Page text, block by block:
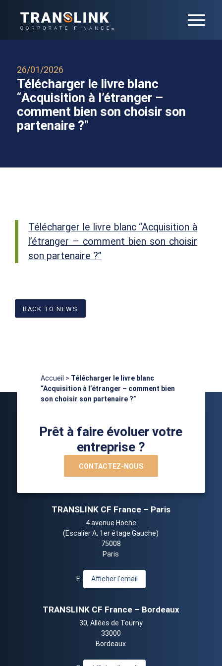
26/01/2026
Télécharger le livre blanc
“Acquisition à l’étranger –
comment bien son choisir son
partenaire ?”
Télécharger le livre blanc “Acquisition à
l’étranger – comment bien son choisir
son partenaire ?”
BACK TO NEWS
Accueil > Télécharger le livre blanc
“Acquisition à l’étranger – comment bien
son choisir son partenaire ?”
Prêt à faire évoluer votre
entreprise ?
CONTACTEZ-NOUS
TRANSLINK CF France – Paris
4 avenue Hoche
(Escalier A, 1er étage Gauche)
75008
Paris
E. Afficher l'email
TRANSLINK CF France – Bordeaux
30, Allées de Tourny
33000
Bordeaux